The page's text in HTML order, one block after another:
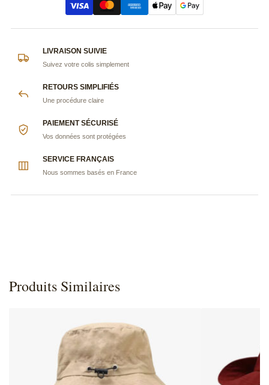
LIVRAISON SUIVIE
Suivez votre colis simplement
RETOURS SIMPLIFIÉS
Une procédure claire
PAIEMENT SÉCURISÉ
Vos données sont protégées
SERVICE FRANÇAIS
Nous sommes basés en France
Produits Similaires